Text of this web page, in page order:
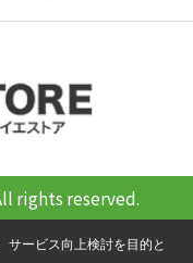
rights reserved.
サービス向上検討を目的と